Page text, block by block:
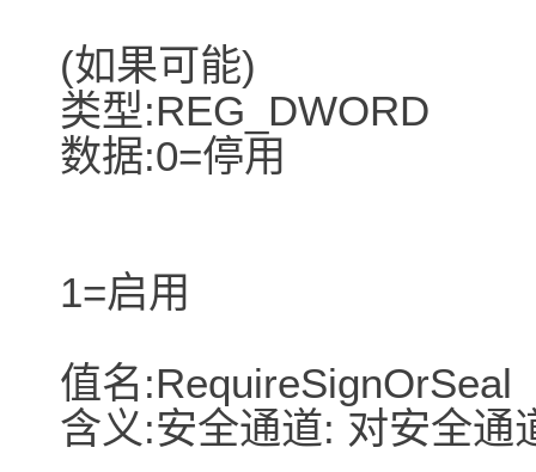
(如果可能)
类型:REG_DWORD
数据:0=停用
1=启用
值名:RequireSignOrSeal
含义:安全通道: 对安全通